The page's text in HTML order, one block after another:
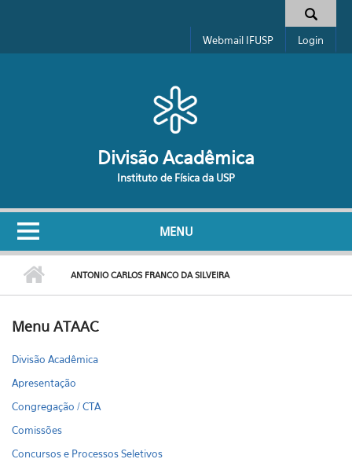
Formulário de busca
Webmail IFUSP Login
Divisão Acadêmica
Instituto de Física da USP
MENU
ANTONIO CARLOS FRANCO DA SILVEIRA
Menu ATAAC
Divisão Acadêmica
Apresentação
Congregação / CTA
Comissões
Concursos e Processos Seletivos